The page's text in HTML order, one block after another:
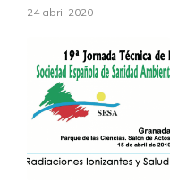
24 abril 2020